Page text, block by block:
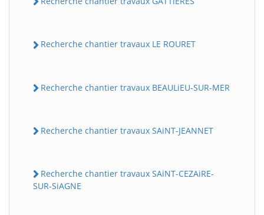
Recherche chantier travaux LE ROURET
Recherche chantier travaux BEAULiEU-SUR-MER
Recherche chantier travaux SAiNT-JEANNET
Recherche chantier travaux SAiNT-CEZAiRE-
SUR-SiAGNE